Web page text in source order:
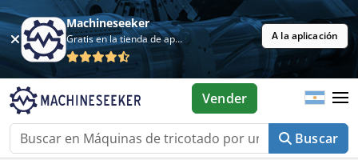
Machineseeker
Gratis en la tienda de aplicaciones A la aplicación
Buscar
Vender